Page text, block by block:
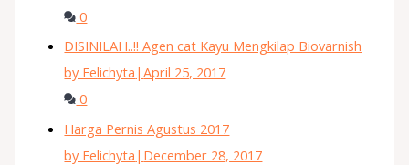
0
DISINILAH..!! Agen cat Kayu Mengkilap Biovarnish
by Felichyta |April 25, 2017
0
Harga Pernis Agustus 2017
by Felichyta | December 28, 2017